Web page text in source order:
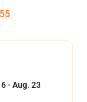
54
- Aug. 23